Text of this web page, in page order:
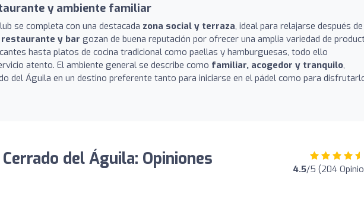
y ambiente familiar
se completa con una destacada zona social y terraza, ideal para relajarse después
restaurante y bar gozan de buena reputación por ofrecer una amplia variedad de
hasta platos de cocina tradicional como paellas y hamburguesas, todo ello
atento. El ambiente general se describe como familiar, acogedor y tranquilo,
del Águila en un destino preferente tanto para iniciarse en el pádel como para
del Águila: Opiniones 4.5/5 (204